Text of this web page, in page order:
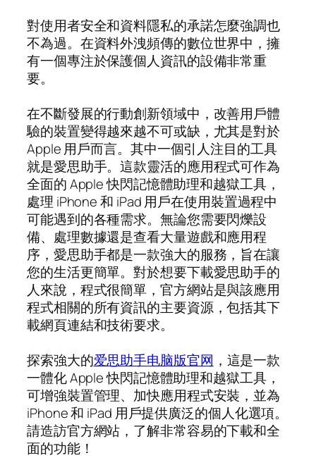
對使用者安全和資料隱私的承諾怎麼強調也
不為過。在資料外洩頻傳的數位世界中，擁
有一個專注於保護個人資訊的設備非常重
要。
在不斷發展的行動創新領域中，改善用戶體
驗的裝置變得越來越不可或缺，尤其是對於
Apple 用戶而言。其中一個引人注目的工具
就是愛思助手。這款靈活的應用程式可作為
全面的 Apple 快閃記憶體助理和越獄工具，
處理 iPhone 和 iPad 用戶在使用裝置過程中
可能遇到的各種需求。無論您需要閃爍設
備、處理數據還是查看大量遊戲和應用程
序，愛思助手都是一款強大的服務，旨在讓
您的生活更簡單。對於想要下載愛思助手的
人來說，程式很簡單，官方網站是與該應用
程式相關的所有資訊的主要資源，包括其下
載網頁連結和技術要求。
探索強大的爱思助手电脑版官网 ，這是一款
一體化 Apple 快閃記憶體助理和越獄工具，
可增強裝置管理、加快應用程式安裝，並為
iPhone 和 iPad 用戶提供廣泛的個人化選項。
請造訪官方網站，了解非常容易的下載和全
面的功能！